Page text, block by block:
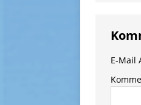
E-Mail